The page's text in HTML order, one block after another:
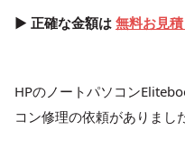
▶ 正確な金額は 無料お見積
HPのノートパソコン
コン修理の依頼がありまし